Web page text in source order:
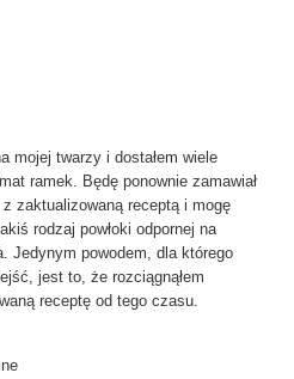
mojej twarzy i dostałem wiele
ramek. Będę ponownie zamawiał
zaktualizowaną receptą i mogę
rodzaj powłoki odpornej na
Jedynym powodem, dla którego
jest to, że rozciągnąłem
receptę od tego czasu.